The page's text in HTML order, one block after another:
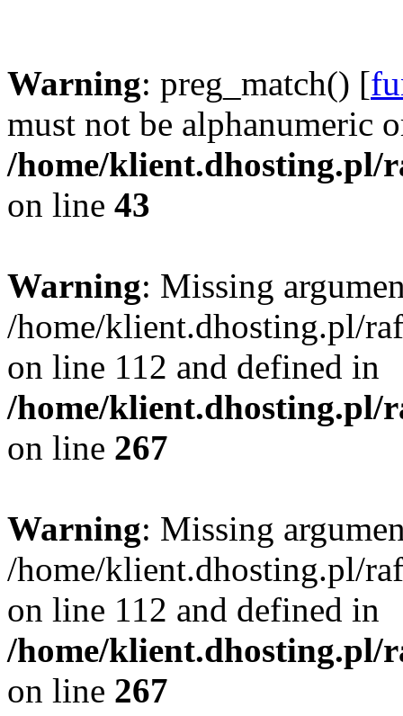
Warning: preg_match() [
must not be alphanumeric
/home/klient.dhosting.pl/
on line 43
Warning: Missing
/home/klient.dhosting.pl/
on line 112 and defined in
/home/klient.dhosting.pl/
on line 267
Warning: Missing
/home/klient.dhosting.pl/
on line 112 and defined in
/home/klient.dhosting.pl/
on line 267